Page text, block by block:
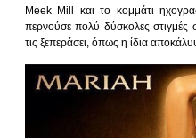
Meek Mill και το κομμάτι
περνούσε πολύ δύσκολες στιγμές
τις ξεπεράσει, όπως η ίδια